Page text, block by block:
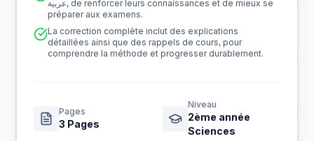
عربية, de renforcer leurs connaissances et de mieux se
préparer aux examens.
La correction complète inclut des explications
détaillées ainsi que des rappels de cours, pour
comprendre la méthode et progresser durablement.
Pages
3 Pages
Niveau
2ème année
Sciences